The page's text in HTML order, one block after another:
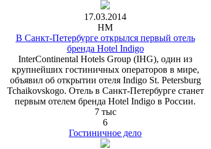
17.03.2014
HM
В Санкт-Петербурге открылся первый отель
бренда Hotel Indigo
InterContinental Hotels Group (IHG), один из
крупнейших гостиничных операторов в мире,
объявил об открытии отеля Indigo St. Petersburg
Tchaikovskogo. Отель в Санкт-Петербурге станет
первым отелем бренда Hotel Indigo в России.
7 тыс
6
Гостиничное дело